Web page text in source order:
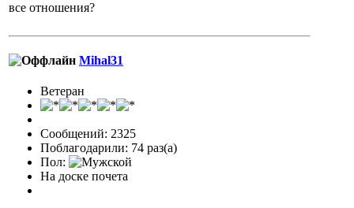
все отношения?
Mihal31
Ветеран
Сообщений: 2325
Поблагодарили: 74 раз(а)
Пол:
На доске почета